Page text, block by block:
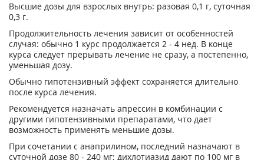
Высшие дозы для взрослых внутрь: разовая 0,1 г, суточная
0,3 г.
Продолжительность лечения зависит от особенностей
случая: обычно 1 курс продолжается 2 - 4 нед. В конце
курса следует прерывать лечение не сразу, а постепенно,
уменьшая дозу.
Обычно гипотензивный эффект сохраняется длительно
после курса лечения.
Рекомендуется назначать апрессин в комбинации с
другими гипотензивными препаратами, что дает
возможность применять меньшие дозы.
При сочетании с анаприлином, последний назначают в
суточной дозе 80 - 240 мг; дихлотиазид дают по 100 мг в